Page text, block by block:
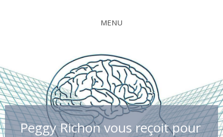
MENU
Peggy Richon vous reçoit pour